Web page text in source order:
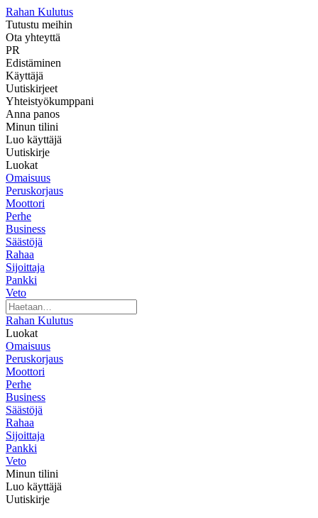
Rahan Kulutus
Tutustu meihin
Ota yhteyttä
PR
Edistäminen
Käyttäjä
Uutiskirjeet
Yhteistyökumppani
Anna panos
Minun tilini
Luo käyttäjä
Uutiskirje
Luokat
Omaisuus
Peruskorjaus
Moottori
Perhe
Business
Säästöjä
Rahaa
Sijoittaja
Pankki
Veto
Rahan Kulutus
Luokat
Omaisuus
Peruskorjaus
Moottori
Perhe
Business
Säästöjä
Rahaa
Sijoittaja
Pankki
Veto
Minun tilini
Luo käyttäjä
Uutiskirje